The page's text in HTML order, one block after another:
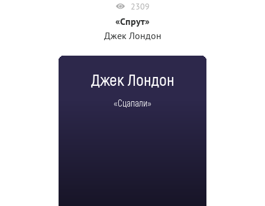
2309
«Спрут»
Джек Лондон
Джек Лондон
«Сцапали»